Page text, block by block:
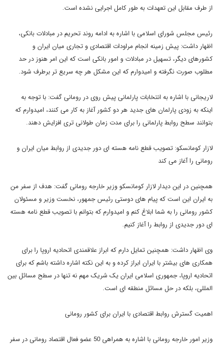
از طرف مقابل این تعهدات به طور کامل اجرایی نشده است.
رئیس مجلس شورای اسلامی با اشاره به ادامه روند تحریم در مبادلات بانکی،
اظهار داشت: پیش زمینه انجام مراودات اقتصادی و تجاری میان ایران و
کشورهای دیگر، تسهیل در مبادلات و امور بانکی است که این امر هنوز در حد
مطلوب صورت نگرفته و امیدوارم که این مشکل هر چه سریع تر برطرف شود.
لاریجانی با اشاره به انتخابات پارلمانی پیش روی در رومانی گفت: با توجه به
اینکه به زودی پارلمان های جدید هر دو کشور آغاز به کار می کنند، امیدوارم که
بتوانند سطح روابط پارلمانی را برای مدت زمان طولانی تری افزایش دهند.
لازار کومانسکو: تصویب قطع نامه هسته ای دور جدیدی از روابط میان ایران و
رومانی را آغاز می کند
همچنین در این دیدار لازار کومانسکو وزیر خارجه رومانی گفت: هدف از سفر من
به ایران این است که پیام های دوستی رئیس جمهور، نخست وزیر و مسئولان
کشور رومانی را به شما ابلاغ کنم و امیدوارم که بتوانم با تصویب قطع نامه هسته
ای دور جدیدی از روابط را آغاز کنیم.
وی اظهار داشت: همچنین تمایل دارم که ابراز علاقمندی اتحادیه اروپا را برای
همکاری های بیشتر با ایران ابراز کرده و به این نکته اشاره داشته باشم که برای
اتحادیه اروپا، جمهوری اسلامی ایران یک شریک مهم نه تنها در سطح مسائل بین
المللی، بلکه در حل مسائل منطقه ای است.
اهمیت گسترش روابط اقتصادی با ایران برای کشور رومانی
وزیر امور خارجه رومانی با اشاره به همراهی 50 عضو فعال اقتصاد رومانی در سفر